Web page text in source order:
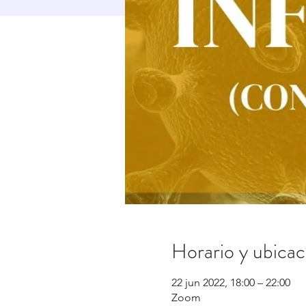
Horario y
22 jun 2022, 18:00 – 22:00
Zoom